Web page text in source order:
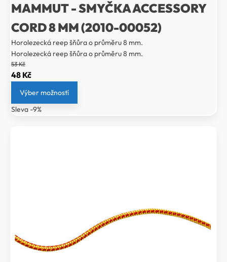
MAMMUT - SMYČKA ACCESSORY
CORD 8 MM (2010-00052)
Horolezecká reep šňůra o průměru 8 mm.
Horolezecká reep šňůra o průměru 8 mm.
53Kč
Původní
cena
byla:
53 Kč.
48 KčAktuální
48 Kč.
Výber možností
Sleva -9%